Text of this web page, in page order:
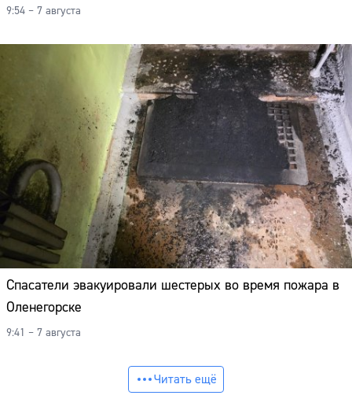
9:54 – 7 августа
Спасатели эвакуировали шестерых во время пожара в
Оленегорске
9:41 – 7 августа
Читать ещё